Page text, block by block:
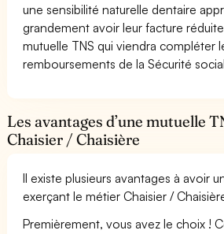
une sensibilité naturelle dentaire
grandement avoir leur facture
mutuelle TNS qui viendra compléter
remboursements de la Sécurité
Les avantages d’une mutuelle
Chaisier / Chaisière
Il existe plusieurs avantages à avoir
exerçant le métier Chaisier /
Premièrement, vous avez le choix !